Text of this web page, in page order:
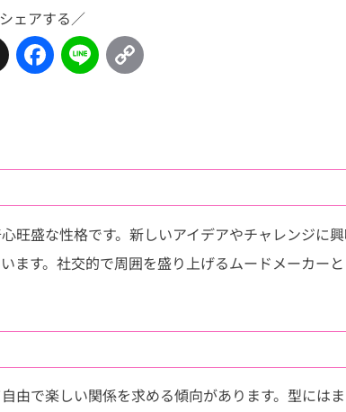
ェアする／
ThreadsFacebook
Line
旺盛な性格です。新しいアイデアやチャレンジに
ます。社交的で周囲を盛り上げるムードメーカー
由で楽しい関係を求める傾向があります。型には